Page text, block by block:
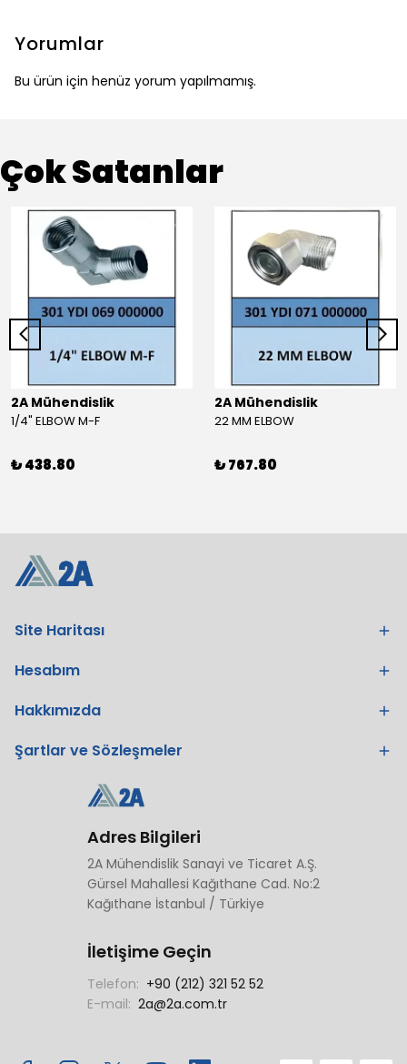
Yorumlar
Bu ürün için henüz yorum yapılmamış.
Çok Satanlar
2A Mühendislik
1/4" ELBOW M-F
₺ 438.80
2A Mühendislik
22 MM ELBOW
₺ 767.80
Site Haritası
Hesabım
Hakkımızda
Şartlar ve Sözleşmeler
Adres Bilgileri
2A Mühendislik Sanayi ve Ticaret A.Ş.
Gürsel Mahallesi Kağıthane Cad. No:2
Kağıthane İstanbul / Türkiye
İletişime Geçin
Telefon: +90 (212) 321 52 52
E-mail: 2a@2a.com.tr